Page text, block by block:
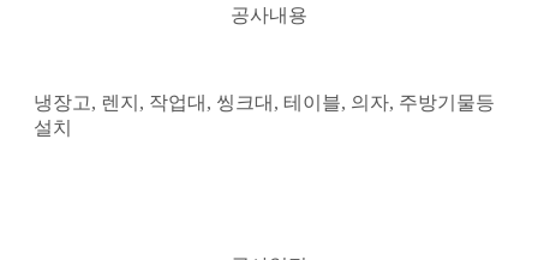
공사내용
냉장고, 렌지, 작업대, 씽크대, 테이블, 의자, 주방기물등
설치